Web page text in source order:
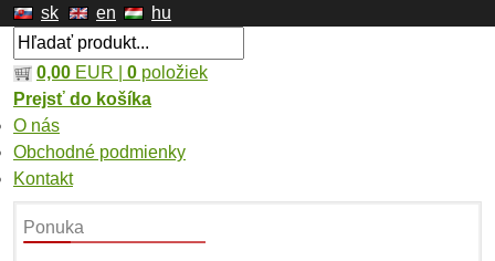
sk en hu
0,00 EUR | 0 položiek
Prejsť do košíka
O nás
Obchodné podmienky
Kontakt
Ponuka